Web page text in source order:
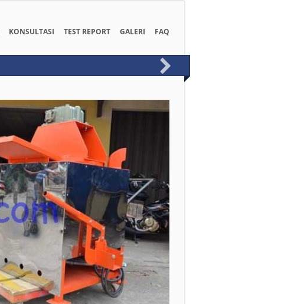
KONSULTASI TEST REPORT GALERI FAQ